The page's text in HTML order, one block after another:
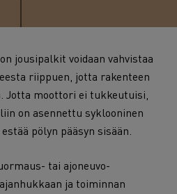
jousipalkit voidaan vahvistaa
riippuen, jotta rakenteen
Jotta moottori ei tukkeutuisi,
on asennettu syklooninen
pölyn pääsyn sisään.
tai ajoneuvo-
ja toiminnan